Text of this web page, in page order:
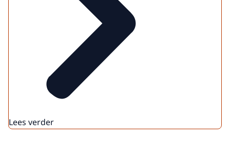
Lees verder